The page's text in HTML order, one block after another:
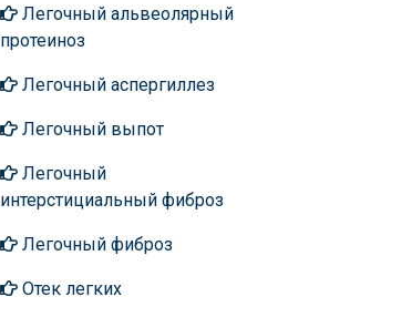
Легочный альвеолярный
протеиноз
Легочный аспергиллез
Легочный выпот
Легочный
интерстициальный фиброз
Легочный фиброз
Отек легких